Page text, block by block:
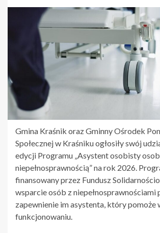
Gmina Kraśnik oraz Gminny Ośrodek
Społecznej w Kraśniku ogłosiły swój
edycji Programu „Asystent osobisty
niepełnosprawnością” na rok 2026.
finansowany przez Fundusz
wsparcie osób z niepełnosprawnościami
zapewnienie im asystenta, który pomoże
funkcjonowaniu.